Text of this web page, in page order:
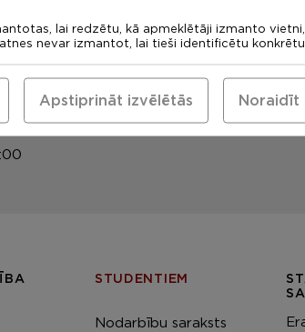
komisija: +371
37, Rīga, LV-1013
STUDENTIEM
Nodarbību saraksts
lai redzētu, kā apmeklētāji izmanto vietni,
nevar izmantot, lai tieši identificētu konkrētu
Noraidīt
Apstiprināt izvēlētās